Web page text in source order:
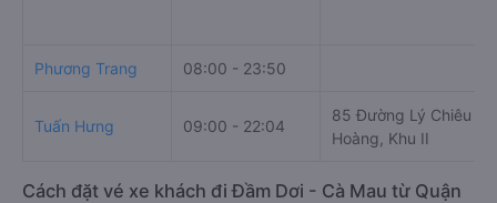
Phương Trang 08:00 - 23:50
Tuấn Hưng 09:00 - 22:04
85 Đường Lý Chiêu
Hoàng, Khu II
Cách đặt vé xe khách đi Đầm Dơi - Cà Mau từ Quận